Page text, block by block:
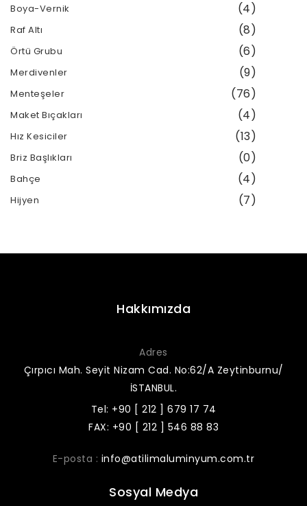
Boya-Vernik (4)
Raf Altı (8)
Örtü Grubu (6)
Merdivenler (9)
Menteşeler (76)
Maket Bıçakları (4)
Hız Kesiciler (13)
Briz Başlıkları (0)
Bahçe (4)
Hijyen (7)
Hakkımızda
Adres
Çırpıcı Mah. Seyit Nizam Cad. No:62/A Zeytinburnu/
İSTANBUL.
Tel: +90 [ 212 ] 679 17 74
FAX: +90 [ 212 ] 546 88 83
E-posta : info@atilimaluminyum.com.tr
Sosyal Medya